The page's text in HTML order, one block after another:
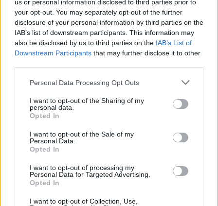
us or personal information disclosed to third parties prior to
your opt-out. You may separately opt-out of the further
disclosure of your personal information by third parties on the
IAB’s list of downstream participants. This information may
also be disclosed by us to third parties on the IAB’s List of
Downstream Participants that may further disclose it to other
Please note that this website/app uses one or more Google
not limited to your visit or usage behaviour. You may click to
grant or deny consent to Google and its third-party tags to
use your data for below specified purposes in below Google
consent section.
Personal Data Processing Opt Outs
I want to opt-out of the Sharing of my
personal data.
Opted In
I want to opt-out of the Sale of my
Personal Data.
Opted In
I want to opt-out of processing my
Personal Data for Targeted Advertising.
Opted In
I want to opt-out of Collection, Use,
Itt az ÉVOSZ megoldása a hőhullámok és az
energiakrízis kezelésére